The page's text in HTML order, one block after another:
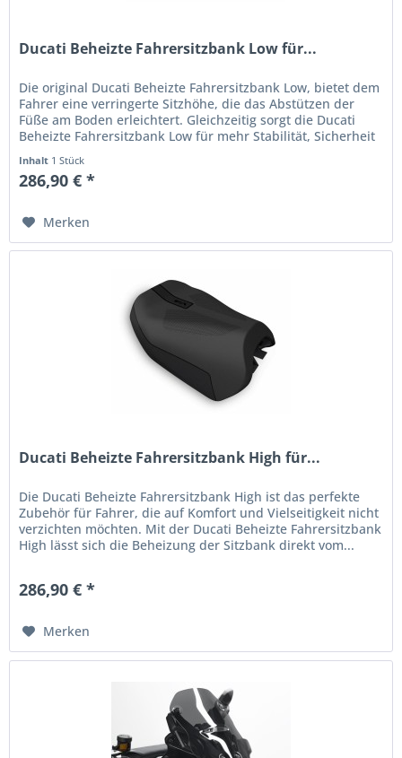
Ducati Beheizte Fahrersitzbank Low für...
Die original Ducati Beheizte Fahrersitzbank Low, bietet dem
Fahrer eine verringerte Sitzhöhe, die das Abstützen der
Füße am Boden erleichtert. Gleichzeitig sorgt die Ducati
Beheizte Fahrersitzbank Low für mehr Stabilität, Sicherheit
Inhalt 1 Stück
286,90 € *
Merken
Ducati Beheizte Fahrersitzbank High für...
Die Ducati Beheizte Fahrersitzbank High ist das perfekte
Zubehör für Fahrer, die auf Komfort und Vielseitigkeit nicht
verzichten möchten. Mit der Ducati Beheizte Fahrersitzbank
High lässt sich die Beheizung der Sitzbank direkt vom...
286,90 € *
Merken